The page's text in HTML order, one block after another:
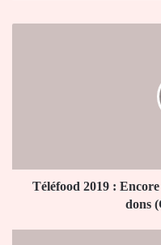
des
Téléfood 2019 :
dons